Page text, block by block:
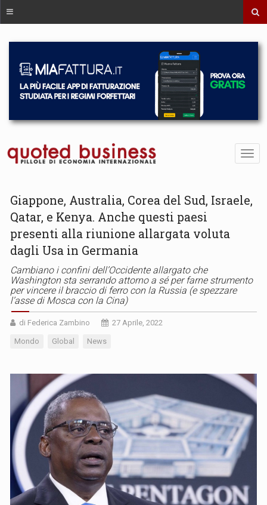
Giappone, Australia, Corea del Sud, Israele,
Qatar, e Kenya. Anche questi paesi
presenti alla riunione allargata voluta
dagli Usa in Germania
Cambiano i confini dell’Occidente allargato che
Washington sta serrando attorno a sé per farne strumento
per vincere il braccio di ferro con la Russia (e spezzare
l’asse di Mosca con la Cina)
di Federica Zambino 27 Aprile, 2022
Mondo Global News